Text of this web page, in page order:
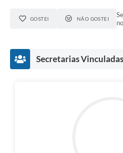
GOSTEI NÃO GOSTEI
Secretarias Vinculadas